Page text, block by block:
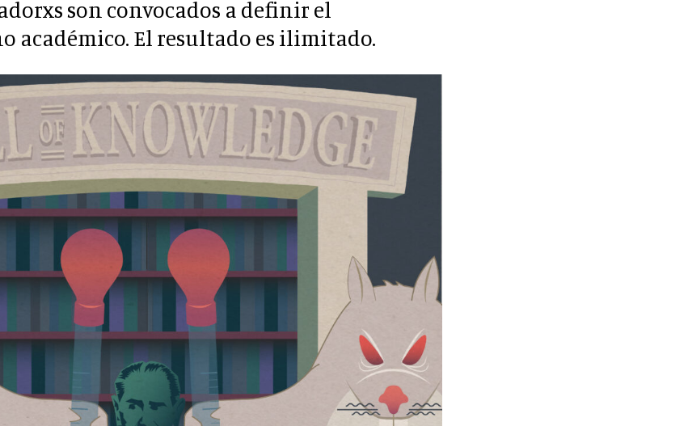
son convocados a definir el
académico. El resultado es ilimitado.